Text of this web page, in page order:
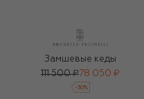
Замшевые кеды
111 500 ₽78 050 ₽
-30%